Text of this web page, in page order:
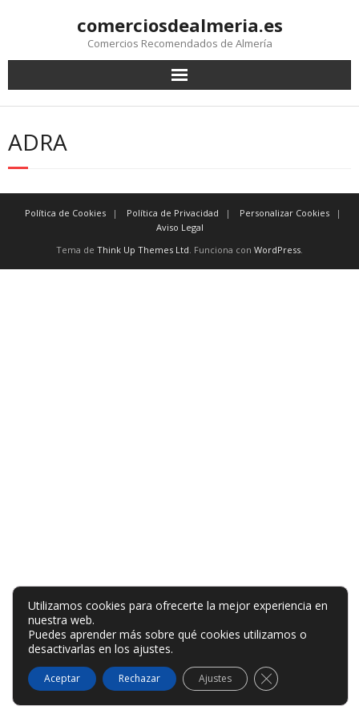
comerciosdealmeria.es
Comercios Recomendados de Almería
ADRA
Política de Cookies Política de Privacidad
Personalizar Cookies
Aviso Legal
Tema de Think Up Themes Ltd. Funciona con WordPress.
Utilizamos cookies para ofrecerte la mejor experiencia en
nuestra web.
Puedes aprender más sobre qué cookies utilizamos o
desactivarlas en los ajustes.
Aceptar Rechazar Ajustes Cerrar el banner